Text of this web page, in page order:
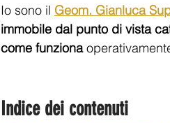
Io sono il Geom. Gianluca
immobile dal punto di vista
come funziona
Indice dei contenuti